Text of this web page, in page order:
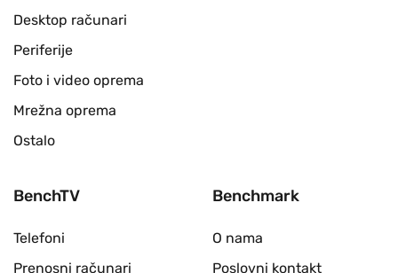
Desktop računari
Periferije
Foto i video oprema
Mrežna oprema
Ostalo
BenchTV
Telefoni
Prenosni računari
Benchmark
O nama
Poslovni kontakt